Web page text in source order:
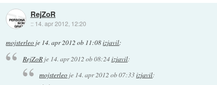
RejZoR
:: 14. apr 2012, 12:20
mojsterleo je 14. apr 2012 ob 11:08izjavil:
RejZoRje 14. apr 2012 ob 08:24izjavil:
mojsterleo je 14. apr 2012 ob 07:33izjavil: